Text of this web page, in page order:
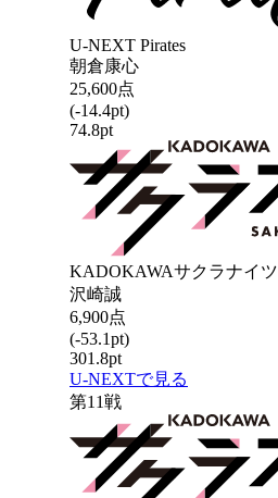
U-NEXT Pirates
朝倉康心
25,600点
(-14.4pt)
74.8pt
KADOKAWAサクラナイツ
沢崎誠
6,900点
(-53.1pt)
301.8pt
U-NEXTで見る
第11戦